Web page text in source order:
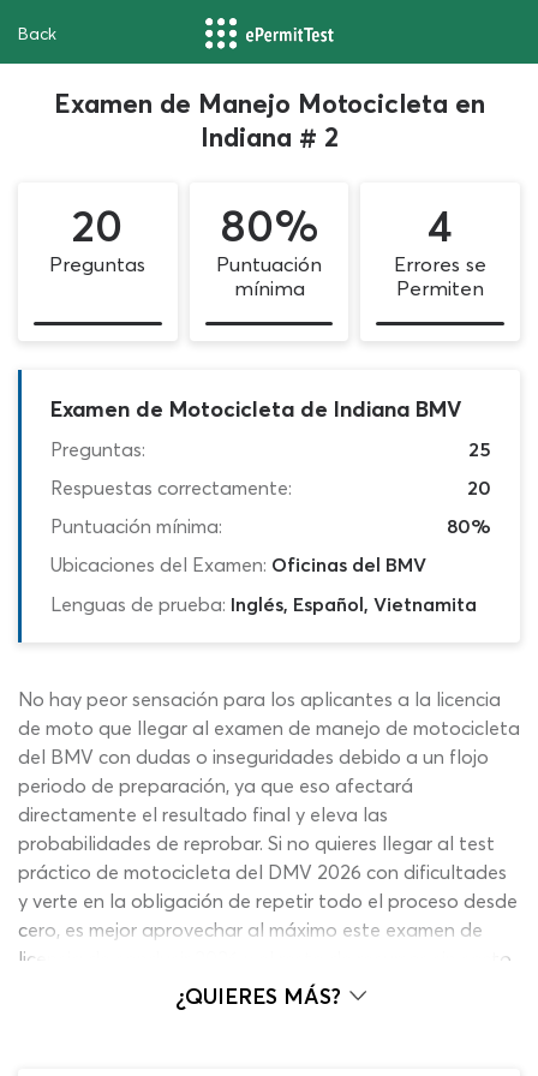
Back
Examen de Manejo Motocicleta en
Indiana # 2
20
Preguntas
80%
Puntuación
mínima
4
Errores se
Permiten
Examen de Motocicleta de Indiana BMV
Preguntas:
25
Respuestas correctamente:
20
Puntuación mínima:
80%
Ubicaciones del Examen: Oficinas del BMV
Lenguas de prueba: Inglés, Español, Vietnamita
No hay peor sensación para los aplicantes a la licencia
de moto que llegar al examen de manejo de motocicleta
del BMV con dudas o inseguridades debido a un flojo
periodo de preparación, ya que eso afectará
directamente el resultado final y eleva las
probabilidades de reprobar. Si no quieres llegar al test
práctico de motocicleta del DMV 2026 con dificultades
y verte en la obligación de repetir todo el proceso desde
cero, es mejor aprovechar al máximo este examen de
licencia de conducir 2026 y el resto de recursos sin costo
disponibles en nuestra plataforma web. Recuerda que
nuestra prueba de manejo de motocicleta del BMV en
¿QUIERES MÁS?